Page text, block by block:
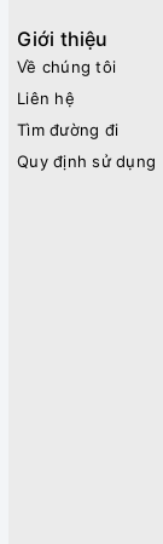
Giới thiệu
Về chúng tôi
Liên hệ
Tìm đường đi
Quy định sử dụng